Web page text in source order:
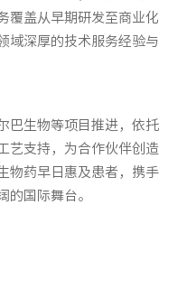
覆盖从早期研发至商业化
域深厚的技术服务经验与
巴生物等项目推进，依托
艺支持，为合作伙伴创造
物药早日惠及患者，携手
国际舞台。